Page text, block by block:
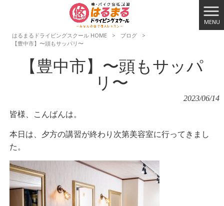
MENU
はるまるドライビングスクール HOME
> ブログ
>
【豊中市】〜頭もサッパリ〜
【豊中市】〜頭もサッパ
リ〜
2023/06/14
皆様、こんばんは。
本日は、夕方の講習が終わり次第美容室に行ってきまし
た。